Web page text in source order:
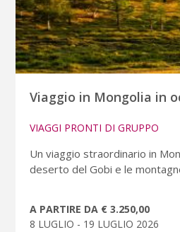
Viaggio in Mongolia in
VIAGGI PRONTI DI GRUPPO
Un viaggio straordinario in
deserto del Gobi e le
A PARTIRE DA € 3.250,00
8 LUGLIO - 19 LUGLIO 2026